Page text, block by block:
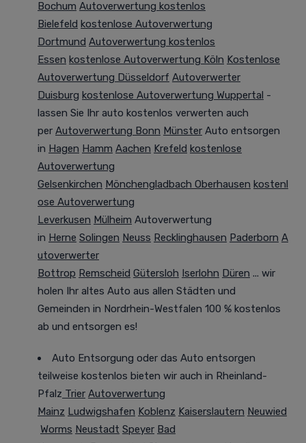
Bochum Autoverwertung kostenlos
Bielefeld kostenlose Autoverwertung
Dortmund Autoverwertung kostenlos
Essen kostenlose Autoverwertung Köln Kostenlose
Autoverwertung Düsseldorf Autoverwerter
Duisburg kostenlose Autoverwertung Wuppertal -
lassen Sie Ihr auto kostenlos verwerten auch
per Autoverwertung Bonn Münster Auto entsorgen
in Hagen Hamm Aachen Krefeld kostenlose
Autoverwertung
Gelsenkirchen Mönchengladbach Oberhausen kostenl
ose Autoverwertung
Leverkusen Mülheim Autoverwertung
in Herne Solingen Neuss Recklinghausen Paderborn A
utoverwerter
Bottrop Remscheid Gütersloh Iserlohn Düren ... wir
holen Ihr altes Auto aus allen Städten und
Gemeinden in Nordrhein-Westfalen 100 % kostenlos
ab und entsorgen es!
Auto Entsorgung oder das Auto entsorgen
teilweise kostenlos bieten wir auch in Rheinland-
Pfalz Trier Autoverwertung
Mainz Ludwigshafen Koblenz Kaiserslautern Neuwied
Worms Neustadt Speyer Bad